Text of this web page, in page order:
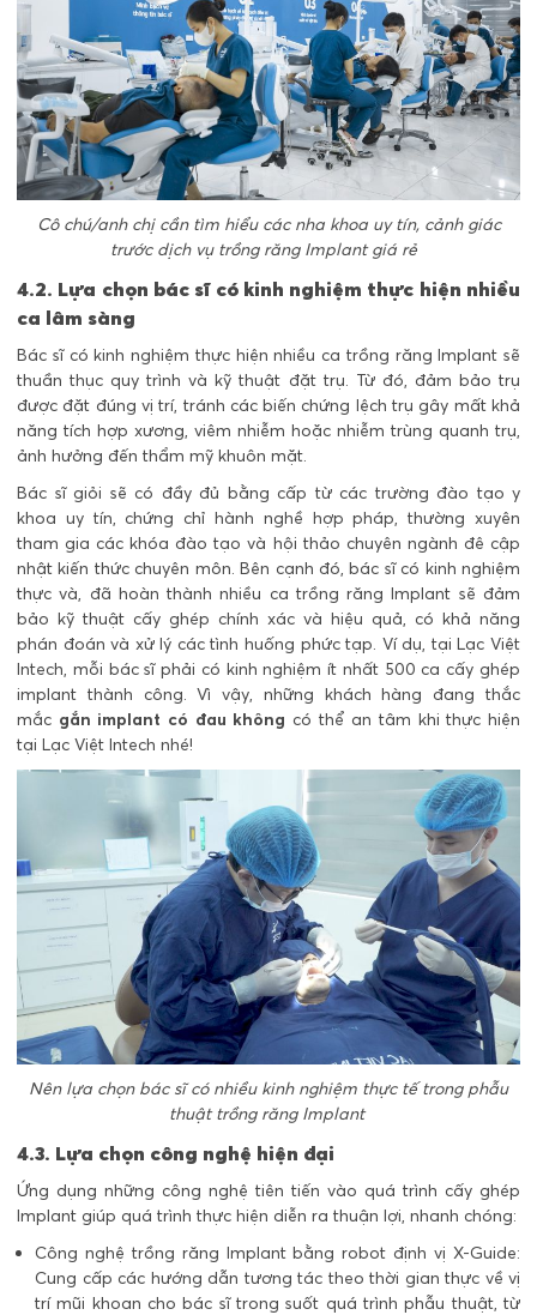
Cô chú/anh chị cần tìm hiểu các nha khoa uy tín, cảnh giác
trước dịch vụ trồng răng Implant giá rẻ
4.2. Lựa chọn bác sĩ có kinh nghiệm thực hiện nhiều
ca lâm sàng
Bác sĩ có kinh nghiệm thực hiện nhiều ca trồng răng Implant sẽ
thuần thục quy trình và kỹ thuật đặt trụ. Từ đó, đảm bảo trụ
được đặt đúng vị trí, tránh các biến chứng lệch trụ gây mất khả
năng tích hợp xương, viêm nhiễm hoặc nhiễm trùng quanh trụ,
ảnh hưởng đến thẩm mỹ khuôn mặt.
Bác sĩ giỏi sẽ có đầy đủ bằng cấp từ các trường đào tạo y
khoa uy tín, chứng chỉ hành nghề hợp pháp, thường xuyên
tham gia các khóa đào tạo và hội thảo chuyên ngành đê cập
nhật kiến thức chuyên môn. Bên cạnh đó, bác sĩ có kinh nghiệm
thực và, đã hoàn thành nhiều ca trồng răng Implant sẽ đảm
bảo kỹ thuật cấy ghép chính xác và hiệu quả, có khả năng
phán đoán và xử lý các tình huống phức tạp. Ví dụ, tại Lạc Việt
Intech, mỗi bác sĩ phải có kinh nghiệm ít nhất 500 ca cấy ghép
implant thành công. Vì vậy, những khách hàng đang thắc
mắc gắn implant có đau không có thể an tâm khi thực hiện
tại Lạc Việt Intech nhé!
Nên lựa chọn bác sĩ có nhiều kinh nghiệm thực tế trong phẫu
thuật trồng răng Implant
4.3. Lựa chọn công nghệ hiện đại
Ứng dụng những công nghệ tiên tiến vào quá trình cấy ghép
Implant giúp quá trình thực hiện diễn ra thuận lợi, nhanh chóng:
Công nghệ trồng răng Implant bằng robot định vị X-Guide:
Cung cấp các hướng dẫn tương tác theo thời gian thực về vị
trí mũi khoan cho bác sĩ trong suốt quá trình phẫu thuật, từ